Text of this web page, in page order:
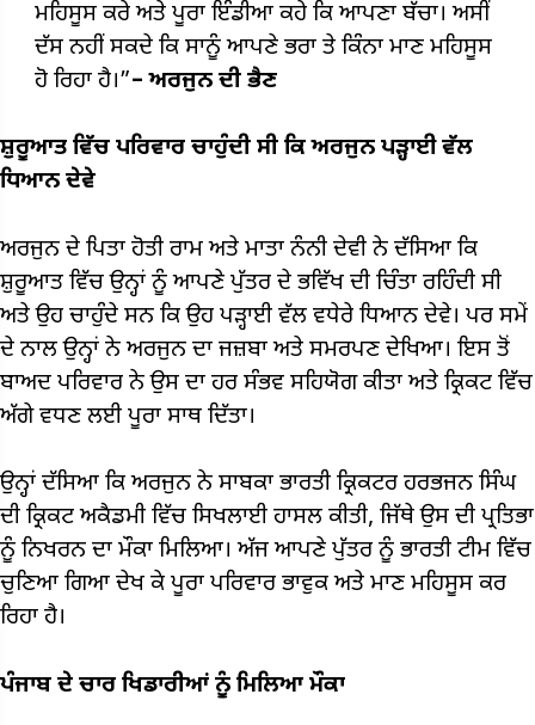
ਮਹਿਸੂਸ ਕਰੇ ਅਤੇ ਪੂਰਾ ਇੰਡੀਆ ਕਹੇ ਕਿ ਆਪਣਾ ਬੱਚਾ। ਅਸੀਂ
ਦੱਸ ਨਹੀਂ ਸਕਦੇ ਕਿ ਸਾਨੂੰ ਆਪਣੇ ਭਰਾ ਤੇ ਕਿੰਨਾ ਮਾਣ ਮਹਿਸੂਸ
ਹੋ ਰਿਹਾ ਹੈ।”– ਅਰਜੁਨ ਦੀ ਭੈਣ
ਸ਼ੁਰੂਆਤ ਵਿੱਚ ਪਰਿਵਾਰ ਚਾਹੁੰਦੀ ਸੀ ਕਿ ਅਰਜੁਨ ਪੜ੍ਹਾਈ ਵੱਲ
ਧਿਆਨ ਦੇਵੇ
ਅਰਜੁਨ ਦੇ ਪਿਤਾ ਹੋਤੀ ਰਾਮ ਅਤੇ ਮਾਤਾ ਨੰਨੀ ਦੇਵੀ ਨੇ ਦੱਸਿਆ ਕਿ
ਸ਼ੁਰੂਆਤ ਵਿੱਚ ਉਨ੍ਹਾਂ ਨੂੰ ਆਪਣੇ ਪੁੱਤਰ ਦੇ ਭਵਿੱਖ ਦੀ ਚਿੰਤਾ ਰਹਿੰਦੀ ਸੀ
ਅਤੇ ਉਹ ਚਾਹੁੰਦੇ ਸਨ ਕਿ ਉਹ ਪੜ੍ਹਾਈ ਵੱਲ ਵਧੇਰੇ ਧਿਆਨ ਦੇਵੇ। ਪਰ ਸਮੇਂ
ਦੇ ਨਾਲ ਉਨ੍ਹਾਂ ਨੇ ਅਰਜੁਨ ਦਾ ਜਜ਼ਬਾ ਅਤੇ ਸਮਰਪਣ ਦੇਖਿਆ। ਇਸ ਤੋਂ
ਬਾਅਦ ਪਰਿਵਾਰ ਨੇ ਉਸ ਦਾ ਹਰ ਸੰਭਵ ਸਹਿਯੋਗ ਕੀਤਾ ਅਤੇ ਕ੍ਰਿਕਟ ਵਿੱਚ
ਅੱਗੇ ਵਧਣ ਲਈ ਪੂਰਾ ਸਾਥ ਦਿੱਤਾ।
ਉਨ੍ਹਾਂ ਦੱਸਿਆ ਕਿ ਅਰਜੁਨ ਨੇ ਸਾਬਕਾ ਭਾਰਤੀ ਕ੍ਰਿਕਟਰ ਹਰਭਜਨ ਸਿੰਘ
ਦੀ ਕ੍ਰਿਕਟ ਅਕੈਡਮੀ ਵਿੱਚ ਸਿਖਲਾਈ ਹਾਸਲ ਕੀਤੀ, ਜਿੱਥੇ ਉਸ ਦੀ ਪ੍ਰਤਿਭਾ
ਨੂੰ ਨਿਖਰਨ ਦਾ ਮੌਕਾ ਮਿਲਿਆ। ਅੱਜ ਆਪਣੇ ਪੁੱਤਰ ਨੂੰ ਭਾਰਤੀ ਟੀਮ ਵਿੱਚ
ਚੁਣਿਆ ਗਿਆ ਦੇਖ ਕੇ ਪੂਰਾ ਪਰਿਵਾਰ ਭਾਵੁਕ ਅਤੇ ਮਾਣ ਮਹਿਸੂਸ ਕਰ
ਰਿਹਾ ਹੈ।
ਪੰਜਾਬ ਦੇ ਚਾਰ ਖਿਡਾਰੀਆਂ ਨੂੰ ਮਿਲਿਆ ਮੌਕਾ